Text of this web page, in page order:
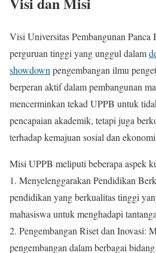
Visi Universitas Pembangunan Panca
perguruan tinggi yang unggul dalam
showdown pengembangan ilmu
berperan aktif dalam pembangunan
mencerminkan tekad UPPB untuk
pencapaian akademik, tetapi juga
terhadap kemajuan sosial dan
Misi UPPB meliputi beberapa aspek
1. Menyelenggarakan Pendidikan
pendidikan yang berkualitas tinggi
mahasiswa untuk menghadapi
2. Pengembangan Riset dan Inovasi:
pengembangan dalam berbagai